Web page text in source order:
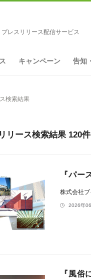
プレスリリース配信サービス
キャンペーン 告知
検索結果
リース検索結果 120
『パー
株式会社
2026年
『風俗